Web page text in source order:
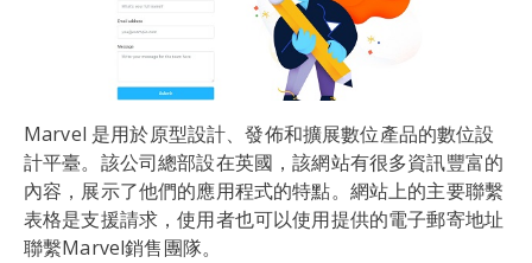
Marvel 是用於原型設計、發佈和擴展數位產品的數位設
計平臺。該公司總部設在英國，該網站有很多資訊豐富的
內容，展示了他們的應用程式的特點。網站上的主要聯繫
表格是支援請求，使用者也可以使用提供的電子郵寄地址
聯繫Marvel銷售團隊。